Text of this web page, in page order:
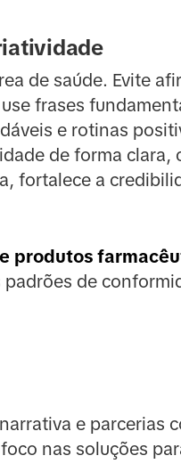
de saúde. Evite
frases
e rotinas
de forma clara,
fortalece a
produtos
de
e parcerias
nas soluções